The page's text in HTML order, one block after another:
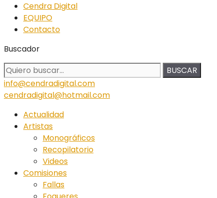
Cendra Digital
EQUIPO
Contacto
Buscador
BUSCAR
info@cendradigital.com
cendradigital@hotmail.com
Actualidad
Artistas
Monográficos
Recopilatorio
Videos
Comisiones
Fallas